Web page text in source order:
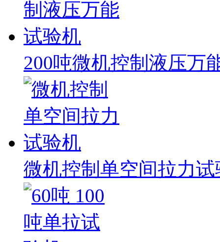
200吨微机控制液压万
微机控制单空间拉力试